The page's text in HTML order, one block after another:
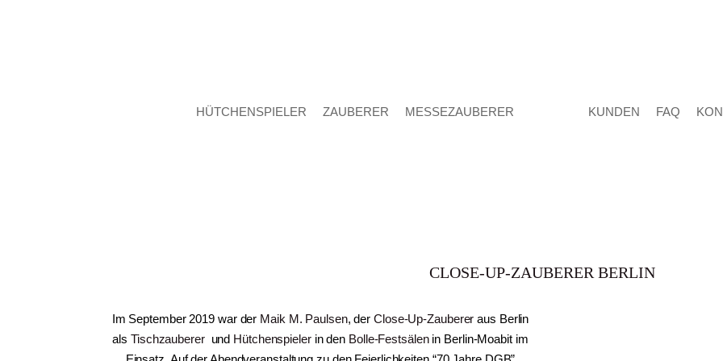
HÜTCHENSPIELER ZAUBERER MESSEZAUBERER KUNDEN FAQ
CLOSE-UP-ZAUBERER BERLIN
Im September 2019 war der Maik M. Paulsen, derClose-Up-Zauberer aus Berlin
alsTischzauberer und Hütchenspielerin den Bolle-Festsälenin Berlin-Moabit im